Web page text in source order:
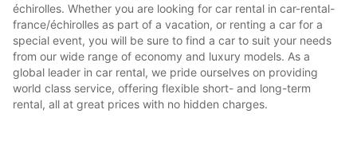
échirolles. Whether you are looking for car rental in car-rental-
france/échirolles as part of a vacation, or renting a car for a
special event, you will be sure to find a car to suit your needs
from our wide range of economy and luxury models. As a
global leader in car rental, we pride ourselves on providing
world class service, offering flexible short- and long-term
rental, all at great prices with no hidden charges.